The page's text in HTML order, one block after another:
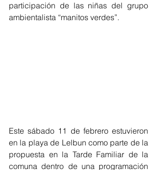
participación de las niñas del grupo
ambientalista “manitos verdes”.
Este sábado 11 de febrero estuvieron
en la playa de Lelbun como parte de la
propuesta en la Tarde Familiar de la
comuna dentro de una programación